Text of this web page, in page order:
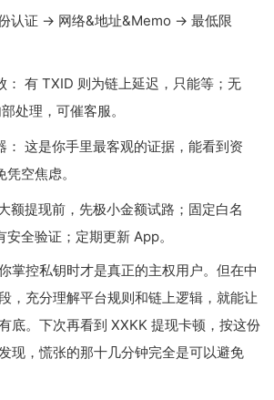
认证 → 网络&地址&Memo → 最低限
： 有 TXID 则为链上延迟，只能等；无
处理，可催客服。
： 这是你手里最客观的证据，能看到资
空焦虑。
额提现前，先极小金额试路；固定白名
全验证；定期更新 App。
掌控私钥时才是真正的主权用户。但在中
，充分理解平台规则和链上逻辑，就能让
底。下次再看到 XXKK 提现卡顿，按这份
现，慌张的那十几分钟完全是可以避免